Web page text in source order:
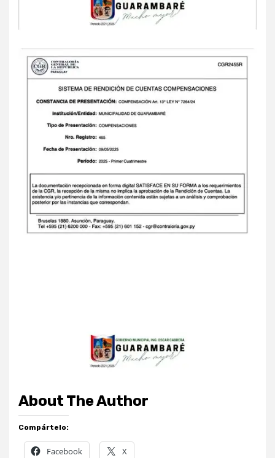
About The Author
Compártelo:
Facebook X